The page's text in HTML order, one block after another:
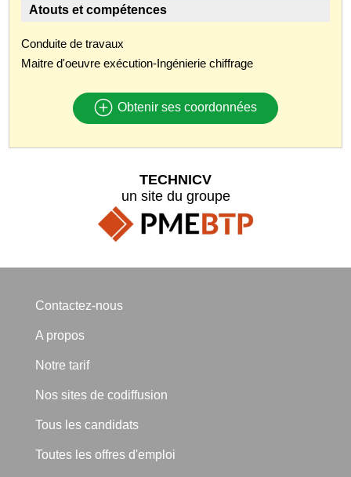
Atouts et compétences
Conduite de travaux
Maitre d'oeuvre exécution-Ingénierie chiffrage
Obtenir ses coordonnées
TECHNICV
un site du groupe
Contactez-nous
A propos
Notre tarif
Nos sites de codiffusion
Tous les candidats
Toutes les offres d'emploi